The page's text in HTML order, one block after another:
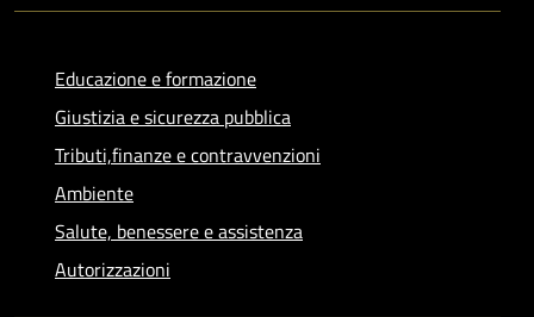
Educazione e formazione
Giustizia e sicurezza pubblica
Tributi,finanze e contravvenzioni
Ambiente
Salute, benessere e assistenza
Autorizzazioni